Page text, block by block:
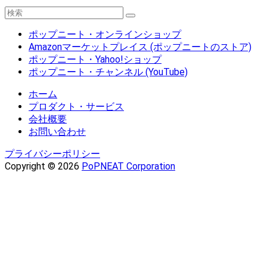
ポップニート・オンラインショップ
Amazonマーケットプレイス (ポップニートのストア)
ポップニート・Yahoo!ショップ
ポップニート・チャンネル (YouTube)
ホーム
プロダクト・サービス
会社概要
お問い合わせ
プライバシーポリシー
Copyright © 2026 PoPNEAT Corporation